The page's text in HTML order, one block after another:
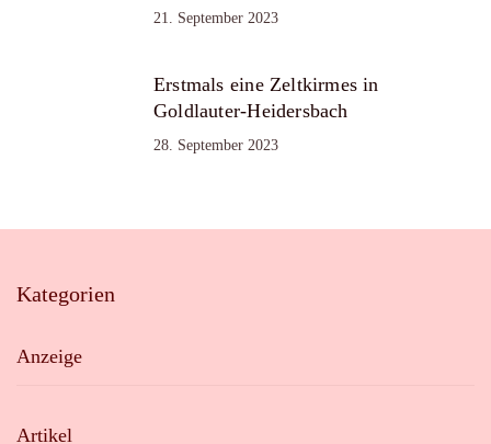
21. September 2023
Erstmals eine Zeltkirmes in
Goldlauter-Heidersbach
28. September 2023
Kategorien
Anzeige
Artikel